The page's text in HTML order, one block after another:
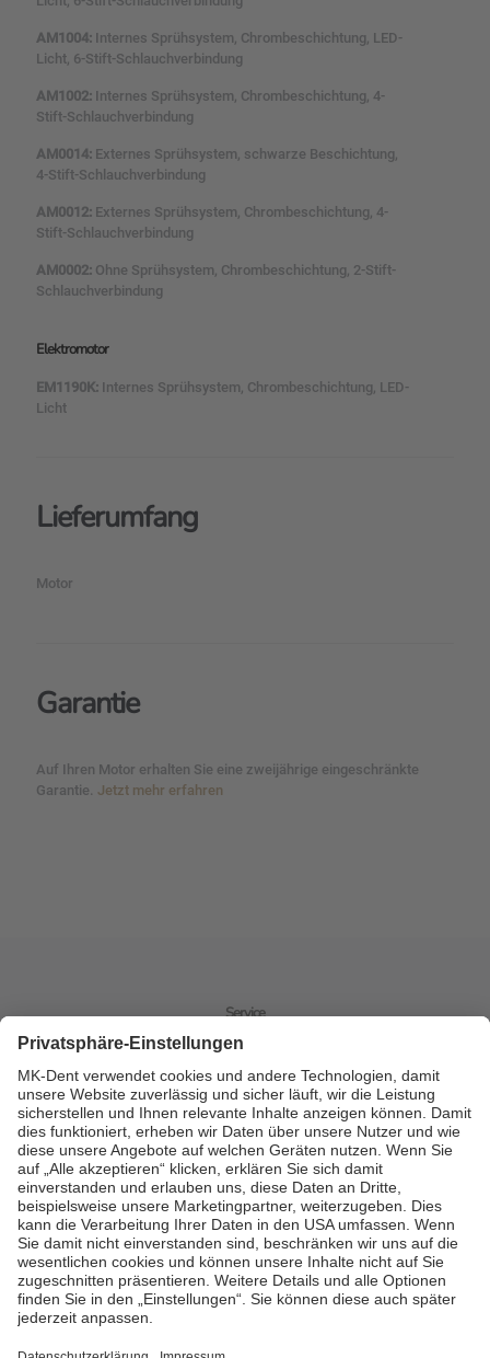
AM1004: Internes Sprühsystem, Chrombeschichtung, LED-
Licht, 6-Stift-Schlauchverbindung
AM1002: Internes Sprühsystem, Chrombeschichtung, 4-
Stift-Schlauchverbindung
AM0014: Externes Sprühsystem, schwarze Beschichtung,
4-Stift-Schlauchverbindung
AM0012: Externes Sprühsystem, Chrombeschichtung, 4-
Stift-Schlauchverbindung
AM0002: Ohne Sprühsystem, Chrombeschichtung, 2-Stift-
Schlauchverbindung
Elektromotor
EM1190K: Internes Sprühsystem, Chrombeschichtung, LED-
Licht
Lieferumfang
Motor
Garantie
Auf Ihren Motor erhalten Sie eine zweijährige eingeschränkte
Garantie. Jetzt mehr erfahren
Service
Benötigen Sie Hilfe?
Bitte rufen Sie uns an oder kontaktieren Sie uns online.
Kontakt
Alle vorhandenen Spezifikationen und Beschreibungen können